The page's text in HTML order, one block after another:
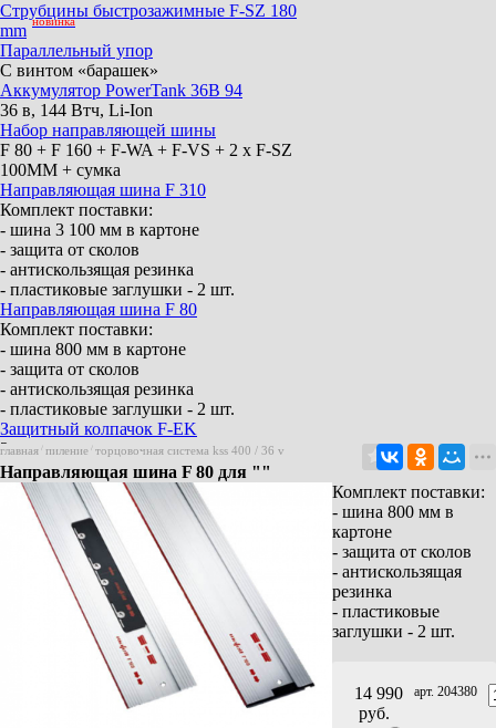
Струбцины быстрозажимные F-SZ 180
mm новинка
Параллельный упор
С винтом «барашек»
Аккумулятор PowerTank 36B 94
36 в, 144 Втч, Li-Ion
Набор направляющей шины
F 80 + F 160 + F-WA + F-VS + 2 x F-SZ
100MM + сумка
Направляющая шина F 310
Комплект поставки:
- шина 3 100 мм в картоне
- защита от сколов
- антискользящая резинка
- пластиковые заглушки - 2 шт.
Направляющая шина F 80
Комплект поставки:
- шина 800 мм в картоне
- защита от сколов
- антискользящая резинка
- пластиковые заглушки - 2 шт.
Защитный колпачок F-EK
2 штуки
Клейкий ленточный профиль F-HP 6,8M
Длина 6,8 м
Защита от сколов F-SS 3,4M
Длина 3,4 м
Направляющая шина F 160
Комплект поставки:
- шина 1 600 мм в картоне
- защита от сколов
- антискользящая резинка
- пластиковые заглушки - 2 шт.
Направляющая шина F 210
Комплект поставки:
- шина 2 100 мм в картоне
главная / пиление / торцовочная система kss 400 / 36 v
Направляющая шина F 80 для ""
Комплект поставки:
- шина 800 мм в
картоне
- защита от сколов
- антискользящая
резинка
- пластиковые
заглушки - 2 шт.
14 990
руб.
арт. 204380